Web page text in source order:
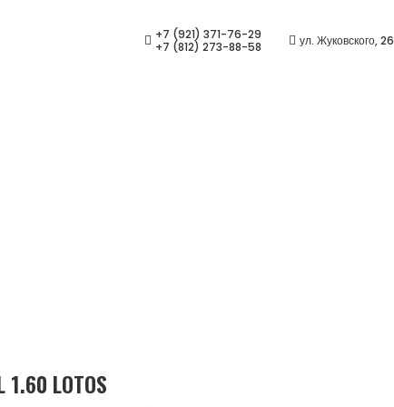
+7 (921) 371-76-29
+7 (812) 273-88-58
ул. Жуковского, 26
1.60 LOTOS